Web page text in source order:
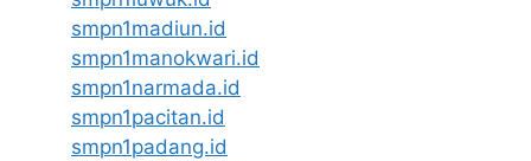
smpn1madiun.id
smpn1manokwari.id
smpn1narmada.id
smpn1pacitan.id
smpn1padang.id